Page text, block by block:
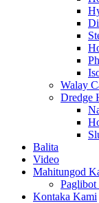
Walay
Dredge
Balita
Video
Mahitungod
Paglibot
Kontaka Kami